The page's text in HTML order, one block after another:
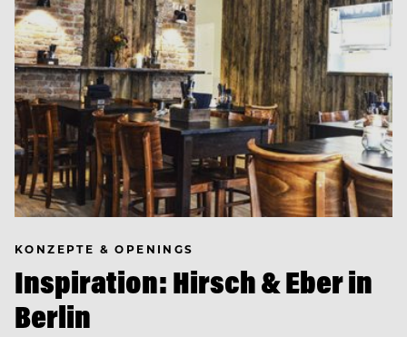
KONZEPTE & OPENINGS
Inspiration: Hirsch & Eber in
Berlin